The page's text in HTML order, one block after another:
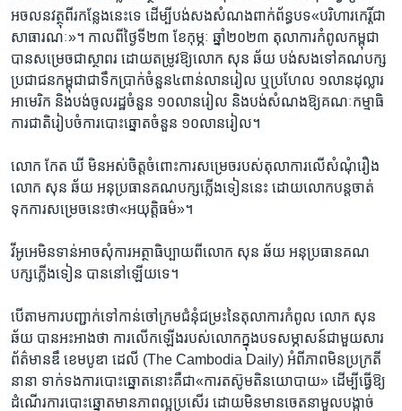
អចល​នវត្ថុពីរ​កន្លែង​នេះ​ទេ ​ដើម្បី​បង់​សង​សំណងពាក់​ព័ន្ធ​បទ«បរិហារ​កេរ្តិ៍ជា​
សាធារណៈ»។ ​កាល​ពីថ្ងៃ​ទី​២៣​ ខែ​កុម្ភៈ ឆ្នាំ​២០២៣ តុលាការ​កំពូល​កម្ពុជា​
បា​ន​សម្រេច​ជា​ស្ថាពរ ដោយ​តម្រូវ​ឱ្យ​លោក សុន ឆ័យ បង់​សង​ទៅគណ​បក្ស​
ប្រជា​ជន​កម្ពុជា​ជាទឹក​ប្រាក់​ចំនួន៤​ពាន់​លាន​រៀល ឬ​ប្រហែល​ ១លាន​ដុល្លារ​
អាមេរិក និង​បង់​ចូល​រដ្ឋ​ចំនួន​ ១០លាន​រៀល​ និងប​ង់​សំណងឱ្យ​គណៈ​កម្មាធិ
ការ​ជាតិ​រៀប​ចំការ​បោះឆ្នោត​ចំនួន​ ១០​លាន​រៀល​។
លោក កែត ឃី ​មិន​អស់​ចិត្ត​ចំពោះ​ការ​សម្រេច​របស់​តុលាការលើ​សំណុំ​រឿង
លោក សុន ឆ័យ ​អនុប្រធាន​គណបក្សភ្លើង​ទៀន​នេះ ដោយ​លោក​បន្ត​ចាត់
ទុក​ការ​សម្រេច​នេះ​ថា«អយុត្តិ​ធម៌»​។ ​ ​
វីអូអេ​មិន​ទាន់​អាច​សុំការ​អត្ថាធិប្បាយ​ពី​លោក សុន ឆ័យ ​អនុប្រធាន​គណ​
បក្សភ្លើង​ទៀន​ បាន​នៅឡើយ​ទេ។
​បើតាមការ​បញ្ជាក់​ទៅ​កាន់​ចៅ​ក្រម​ជំនុំ​ជម្រះ​នៃ​តុលាការ​កំពូល​ លោក សុន
ឆ័យ​ បាន​អះអាង​ថា ​ការ​លើក​ឡើង​របស់​លោកក្នុង​បទសម្ភាសន៍​ជា​មួយ​សារ​
ព័ត៌មាន​ឌឹ ខេមបូឌា ដេលី (The Cambodia Daily)​ អំពី​ភាព​មិន​ប្រក្រតី​
នានា​ ទាក់ទង​ការ​បោះ​ឆ្នោត​នោះ​គឺ​ជា​«​ការ​តស៊ូ​មតិ​នយោបាយ​»​ ដើម្បី​ធ្វើ​ឱ្យ​
ដំណើរការ​បោះ​ឆ្នោត​មាន​ភាព​ល្អ​ប្រសើរ​ ដោយ​មិន​មាន​ចេតនា​មួល​បង្កាច់​ ​